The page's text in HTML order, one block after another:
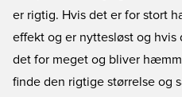
er rigtig. Hvis det er for stort
effekt og er nyttesløst og hvis
det for meget og bliver
finde den rigtige størrelse og